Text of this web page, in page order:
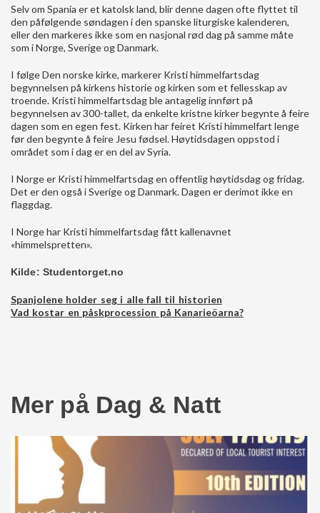
Selv om Spania er et katolsk land, blir denne dagen ofte flyttet til
den påfølgende søndagen i den spanske liturgiske kalenderen,
eller den markeres ikke som en nasjonal rød dag på samme måte
som i Norge, Sverige og Danmark.
I følge Den norske kirke, markerer Kristi himmelfartsdag
begynnelsen på kirkens historie og kirken som et fellesskap av
troende. Kristi himmelfartsdag ble antagelig innført på
begynnelsen av 300-tallet, da enkelte kristne kirker begynte å feire
dagen som en egen fest. Kirken har feiret Kristi himmelfart lenge
før den begynte å feire Jesu fødsel. Høytidsdagen oppstod i
området som i dag er en del av Syria.
I Norge er Kristi himmelfartsdag en offentlig høytidsdag og fridag.
Det er den også i Sverige og Danmark. Dagen er derimot ikke en
flaggdag.
I Norge har Kristi himmelfartsdag fått kallenavnet
«himmelspretten».
Kilde: Studentorget.no
Spanjolene holder seg i alle fall til historien
Vad kostar en påskprocession på Kanarieöarna?
Mer på Dag & Natt